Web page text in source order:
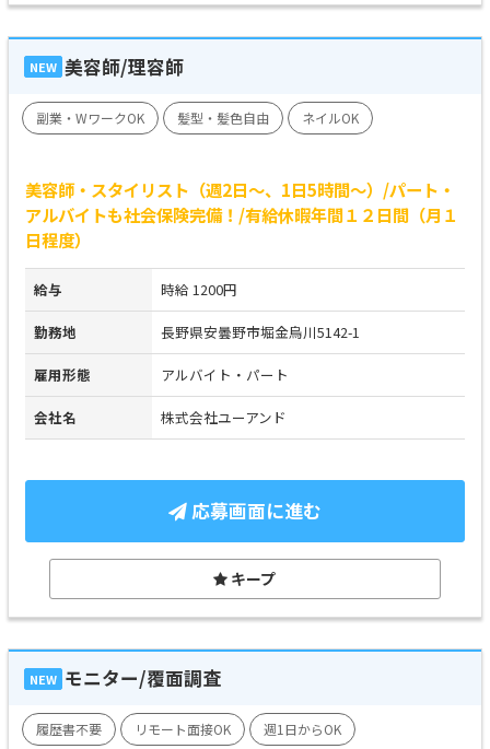
NEW 美容師/理容師
副業・WワークOK 髪型・髪色自由 ネイルOK
美容師・スタイリスト（週2日～、1日5時間～）/パート・
アルバイトも社会保険完備！/有給休暇年間１２日間（月１
日程度）
給与 時給 1200円
勤務地 長野県安曇野市堀金烏川5142-1
雇用形態 アルバイト・パート
会社名 株式会社ユーアンド
応募画面に進む
キープ
NEW モニター/覆面調査
履歴書不要 リモート面接OK
週1日からOK